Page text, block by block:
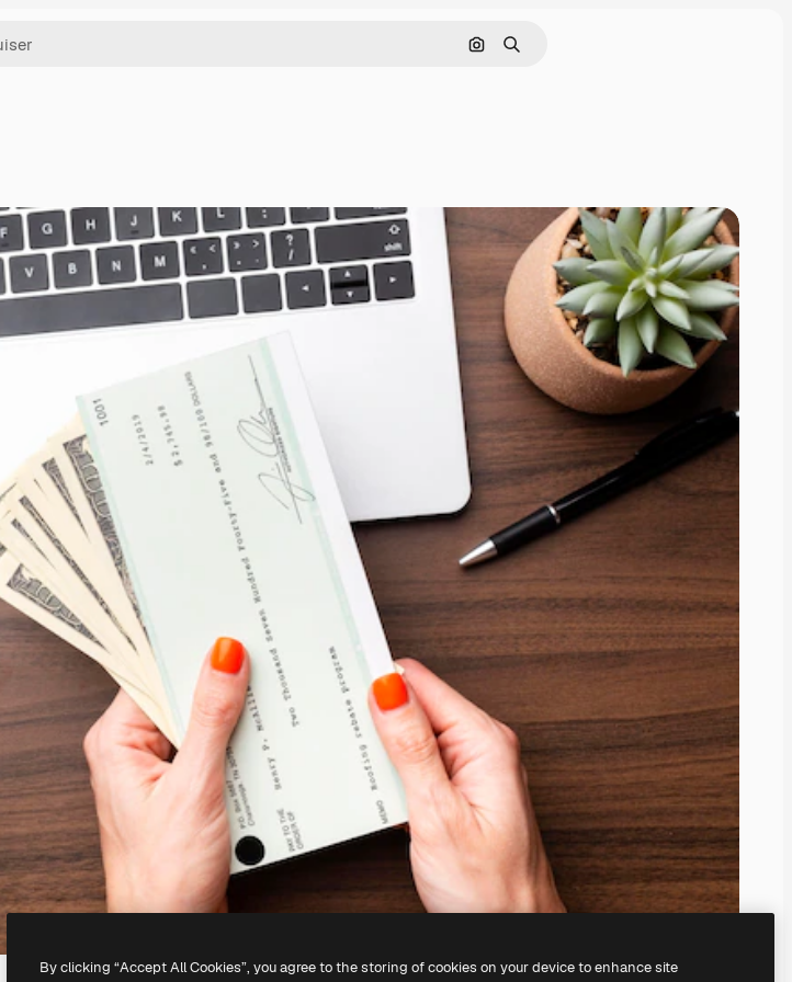
Pesquisar por imagem
Buscar
By clicking “Accept All Cookies”, you agree to the storing of cookies on your device to enhance site